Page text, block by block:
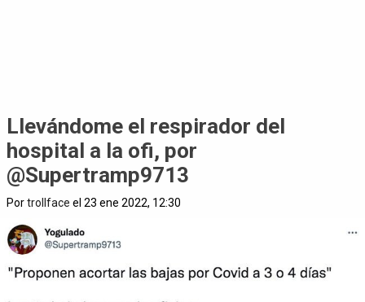
Llevándome el respirador del
hospital a la ofi, por
@Supertramp9713
Portrollface el 23 ene 2022, 12:30